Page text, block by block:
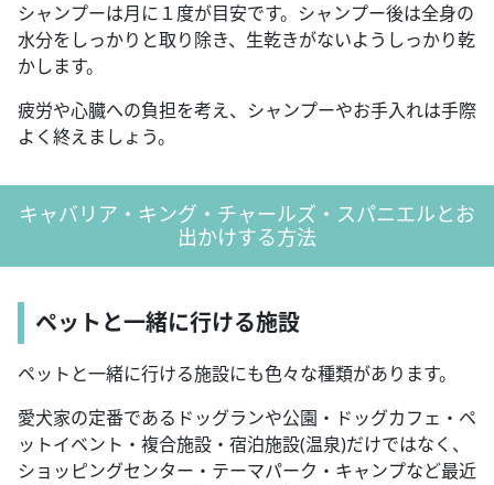
シャンプーは月に１度が目安です。シャンプー後は全身の
水分をしっかりと取り除き、生乾きがないようしっかり乾
かします。
疲労や心臓への負担を考え、シャンプーやお手入れは手際
よく終えましょう。
キャバリア・キング・チャールズ・スパニエルとお
出かけする方法
ペットと一緒に行ける施設
ペットと一緒に行ける施設にも色々な種類があります。
愛犬家の定番であるドッグランや公園・ドッグカフェ・ペ
ットイベント・複合施設・宿泊施設(温泉)だけではなく、
ショッピングセンター・テーマパーク・キャンプなど最近